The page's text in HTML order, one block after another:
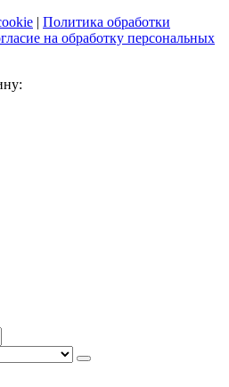
| Политика обработки
на обработку персональных